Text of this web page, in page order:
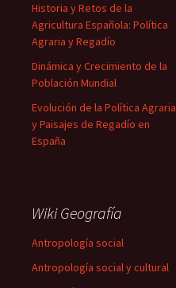
Historia y Retos de la
Agricultura Española: Política
Agraria y Regadío
Dinámica y Crecimiento de la
Población Mundial
Evolución de la Política Agraria
y Paisajes de Regadío en
España
Wiki Geografía
Antropología social
Antropología social y cultural